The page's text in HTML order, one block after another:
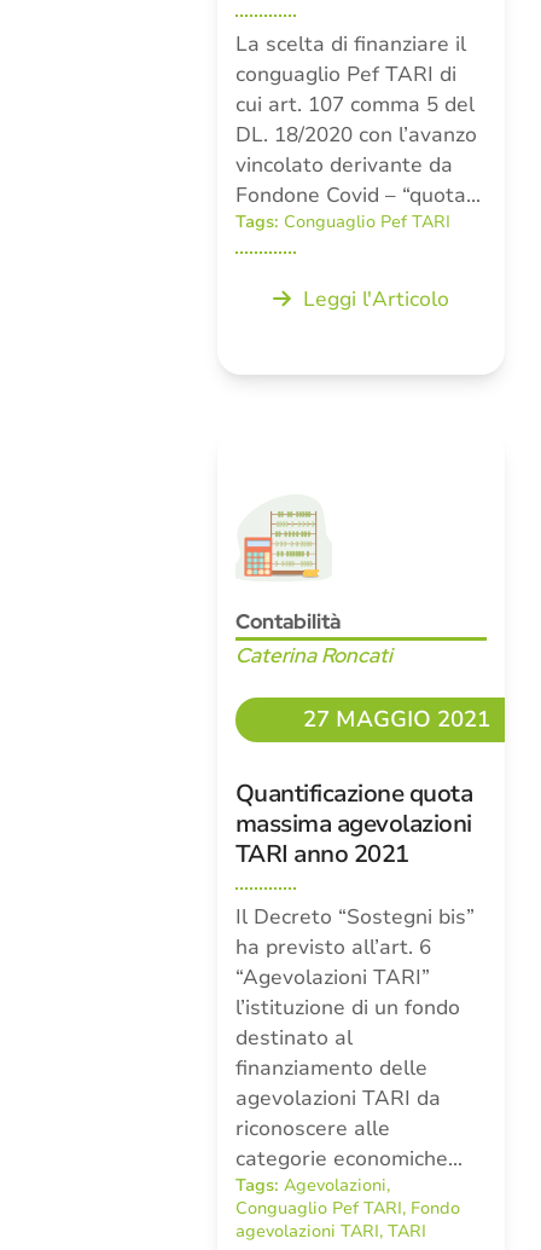
La scelta di finanziare il
conguaglio Pef TARI di
cui art. 107 comma 5 del
DL. 18/2020 con l’avanzo
vincolato derivante da
Fondone Covid – “quota…
Tags: Conguaglio Pef TARI
Leggi l'Articolo
Contabilità
Caterina Roncati
27 MAGGIO 2021
Quantificazione quota
massima agevolazioni
TARI anno 2021
Il Decreto “Sostegni bis”
ha previsto all’art. 6
“Agevolazioni TARI”
l’istituzione di un fondo
destinato al
finanziamento delle
agevolazioni TARI da
riconoscere alle
categorie economiche…
Tags: Agevolazioni,
Conguaglio Pef TARI, Fondo
agevolazioni TARI, TARI